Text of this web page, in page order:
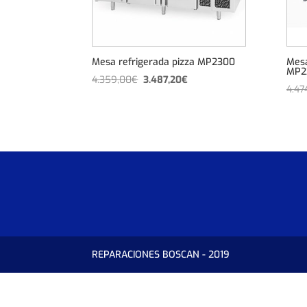
Mesa refrigerada pizza MP2300
4.359,00€El3.487,20€El
REPARACIONES BOSCAN - 2019